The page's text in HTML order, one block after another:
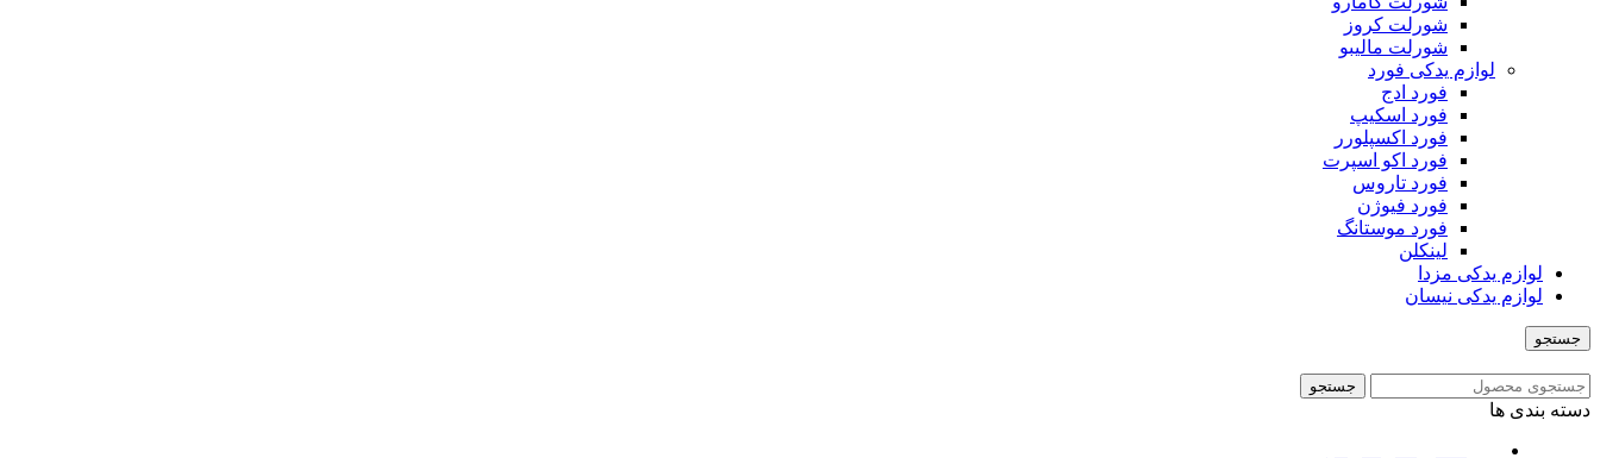
شورلت کروز
شورلت مالیبو
لوازم یدکی فورد
فورد ادج
فورد اسکیپ
فورد اکسپلورر
فورد اکو اسپرت
فورد تاروس
فورد فیوژن
فورد موستانگ
لینکلن
لوازم یدکی مزدا
لوازم یدکی نیسان
جستجو
جستجو
دسته بندی ها